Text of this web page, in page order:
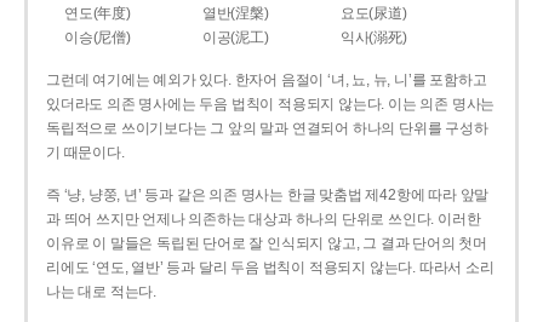
연도(年度) 열반(涅槃)
요도(尿道)
이승(尼僧)
이공(泥工) 익사(溺死)
그런데 여기에는 예외가 있다. 한자어 음절이 ‘녀, 뇨, 뉴, 니’를 포함하고
있더라도 의존 명사에는 두음 법칙이 적용되지 않는다. 이는 의존 명사는
독립적으로 쓰이기보다는 그 앞의 말과 연결되어 하나의 단위를 구성하
기 때문이다.
즉 ‘냥, 냥쭝, 년’ 등과 같은 의존 명사는 한글 맞춤법 제42항에 따라 앞말
과 띄어 쓰지만 언제나 의존하는 대상과 하나의 단위로 쓰인다. 이러한
이유로 이 말들은 독립된 단어로 잘 인식되지 않고, 그 결과 단어의 첫머
리에도 ‘연도, 열반’ 등과 달리 두음 법칙이 적용되지 않는다. 따라서 소리
나는 대로 적는다.